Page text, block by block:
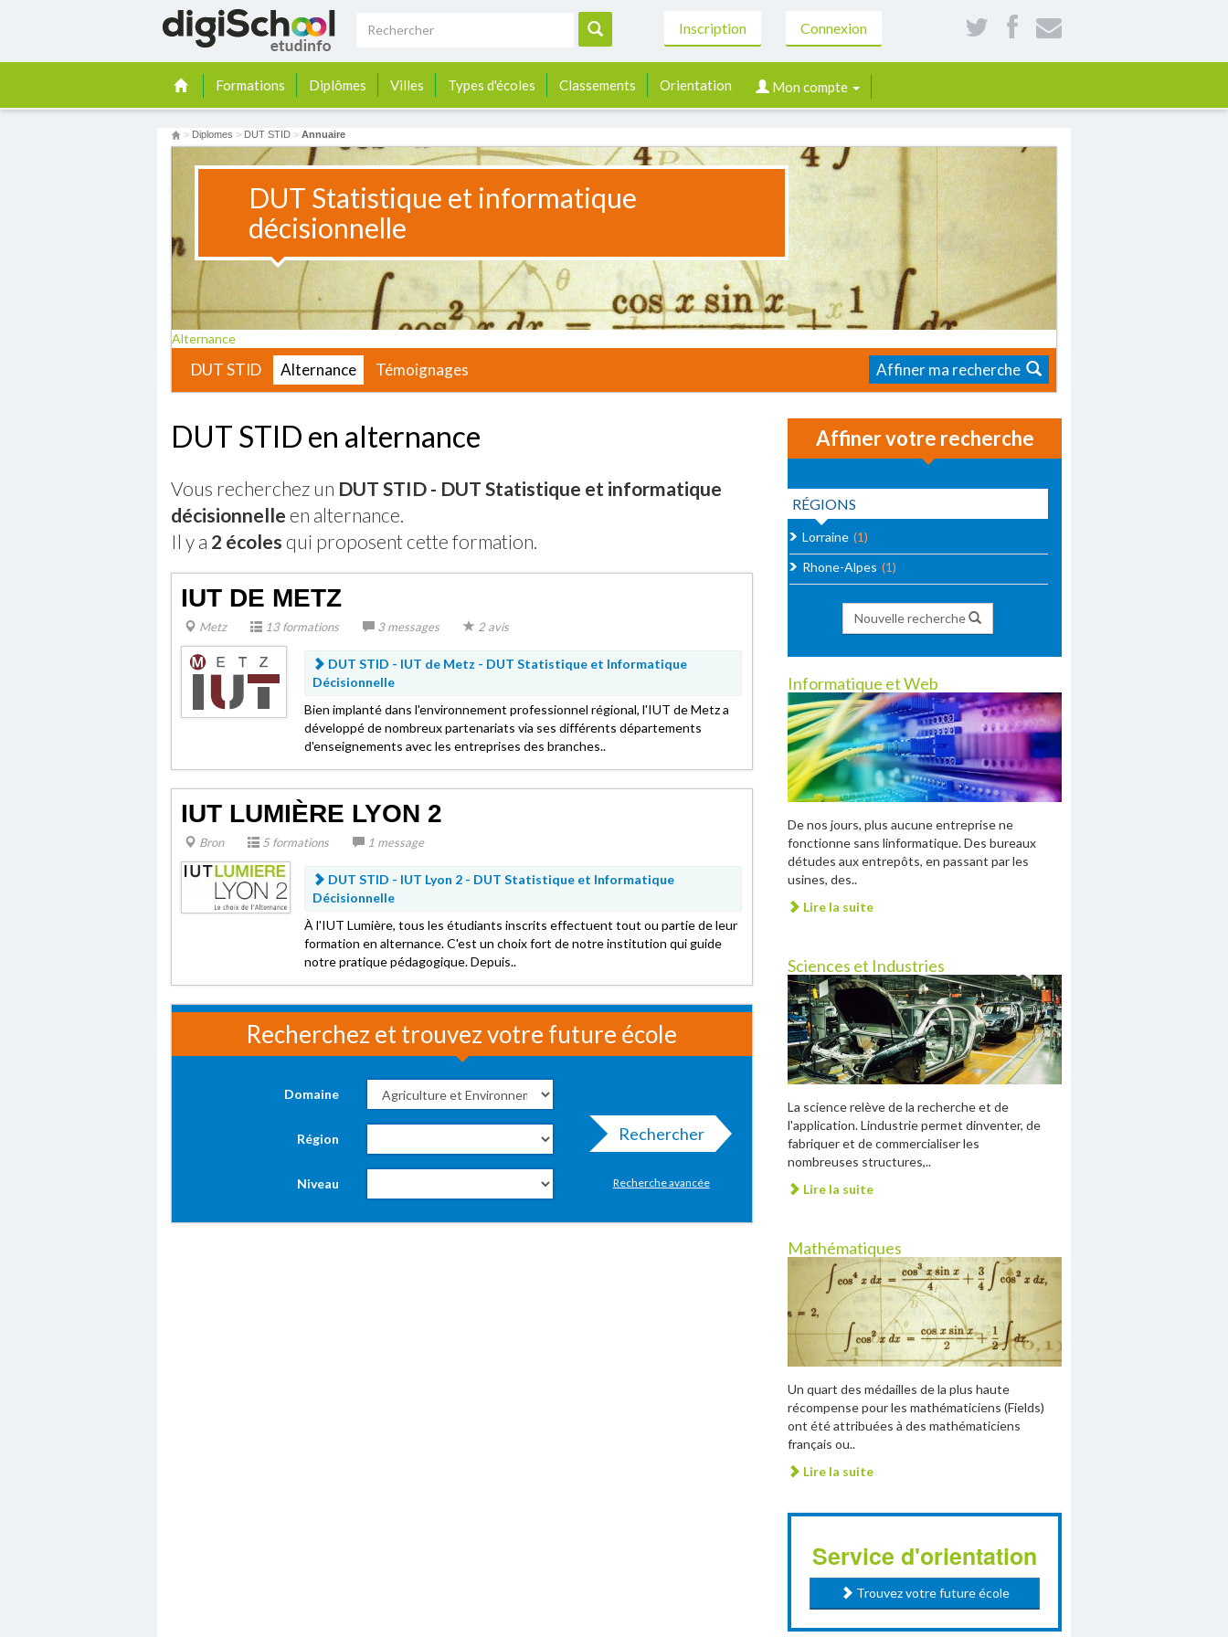
Inscription Connexion
Formations Diplômes Villes Types d'écoles Classements Orientation Mon compte
> Diplomes > DUT STID > Annuaire
DUT Statistique et informatique
décisionnelle
Alternance
DUT STID Alternance Témoignages Affiner ma recherche
DUT STID en alternance
Vous recherchez un DUT STID - DUT Statistique et informatique
décisionnelle en alternance.
Il y a 2 écoles qui proposent cette formation.
IUT DE METZ
Metz 13 formations 3 messages 2 avis
DUT STID - IUT de Metz - DUT Statistique et Informatique
Décisionnelle
Bien implanté dans l'environnement professionnel régional, l'IUT de Metz a
développé de nombreux partenariats via ses différents départements
d'enseignements avec les entreprises des branches..
IUT LUMIÈRE LYON 2
Bron 5 formations 1 message
DUT STID - IUT Lyon 2 - DUT Statistique et Informatique
Décisionnelle
À l'IUT Lumière, tous les étudiants inscrits effectuent tout ou partie de leur
formation en alternance. C'est un choix fort de notre institution qui guide
notre pratique pédagogique. Depuis..
Recherchez et trouvez votre future école
Domaine
Région
Niveau
Rechercher
Recherche avancée
Affiner votre recherche
RÉGIONS
Lorraine (1)
Rhone-Alpes (1)
Nouvelle recherche
Informatique et Web
De nos jours, plus aucune entreprise ne
fonctionne sans linformatique. Des bureaux
détudes aux entrepôts, en passant par les
usines, des..
Lire la suite
Sciences et Industries
La science relève de la recherche et de
l'application. Lindustrie permet dinventer, de
fabriquer et de commercialiser les
nombreuses structures,..
Lire la suite
Mathématiques
Un quart des médailles de la plus haute
récompense pour les mathématiciens (Fields)
ont été attribuées à des mathématiciens
français ou..
Lire la suite
Service d'orientation
Trouvez votre future école